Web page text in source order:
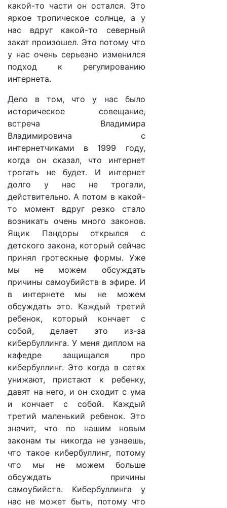
какой-то части он остался. Это
яркое тропическое солнце, а у
нас вдруг какой-то северный
закат произошел. Это потому что
у нас очень серьезно изменился
подход к регулированию
интернета.
Дело в том, что у нас было
историческое совещание,
встреча Владимира
Владимировича с
интернетчиками в 1999 году,
когда он сказал, что интернет
трогать не будет. И интернет
долго у нас не трогали,
действительно. А потом в какой-
то момент вдруг резко стало
возникать очень много законов.
Ящик Пандоры открылся с
детского закона, который сейчас
принял гротескные формы. Уже
мы не можем обсуждать
причины самоубийств в эфире. И
в интернете мы не можем
обсуждать это. Каждый третий
ребенок, который кончает с
собой, делает это из-за
кибербуллинга. У меня диплом на
кафедре защищался про
кибербуллинг. Это когда в сетях
унижают, пристают к ребенку,
давят на него, и он сходит с ума
и кончает с собой. Каждый
третий маленький ребенок. Это
значит, что по нашим новым
законам ты никогда не узнаешь,
что такое кибербуллинг, потому
что мы не можем больше
обсуждать причины
самоубийств. Кибербуллинга у
нас не может быть, потому что